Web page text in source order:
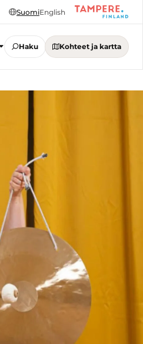
SuomiEnglish
Haku Kohteet ja kartta